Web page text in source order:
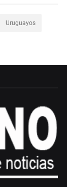
Uruguayos